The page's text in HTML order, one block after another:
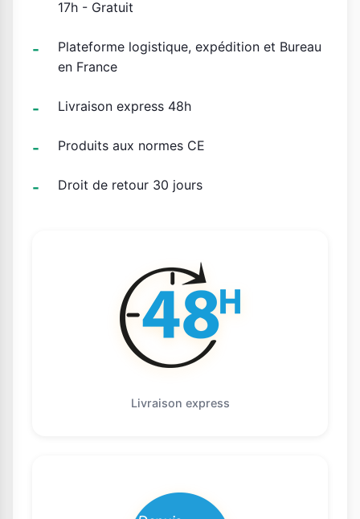
17h - Gratuit
Plateforme logistique, expédition et Bureau
en France
Livraison express 48h
Produits aux normes CE
Droit de retour 30 jours
Livraison express